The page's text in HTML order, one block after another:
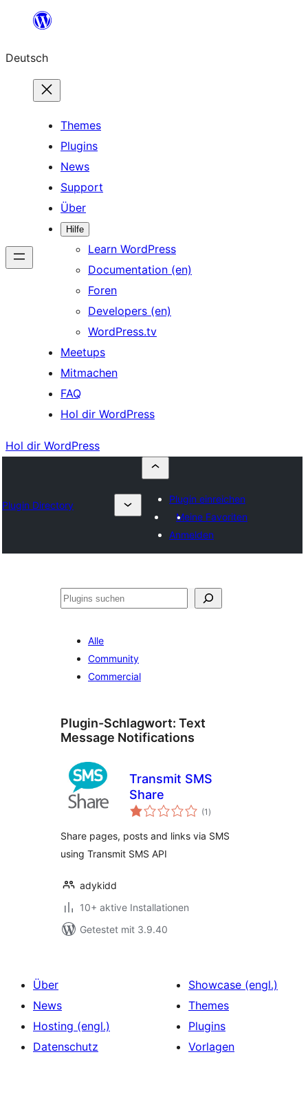
springen
Deutsch
Themes
Plugins
News
Support
Über
Hilfe
Learn WordPress
Documentation (en)
Foren
Developers (en)
WordPress.tv
Meetups
Mitmachen
FAQ
Hol dir WordPress
Hol dir WordPress
Plugin Directory
Plugin einreichen
Meine Favoriten
Anmelden
Suchen
Alle
Community
Commercial
Plugin-Schlagwort: Text
Message Notifications
Transmit SMS
Share
(1 Bewertungen
insgesamt
)
Share pages, posts and links via SMS
using Transmit SMS API
adykidd
10+ aktive Installationen
Getestet mit 3.9.40
Über
News
Hosting (engl.)
Datenschutz
Showcase (engl.)
Themes
Plugins
Vorlagen